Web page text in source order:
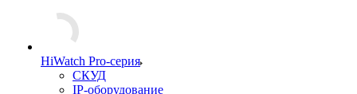
HiWatch Pro-серия
CКУД
IP-оборудование